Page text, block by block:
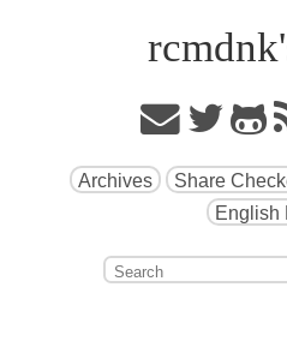
Archives Share
English